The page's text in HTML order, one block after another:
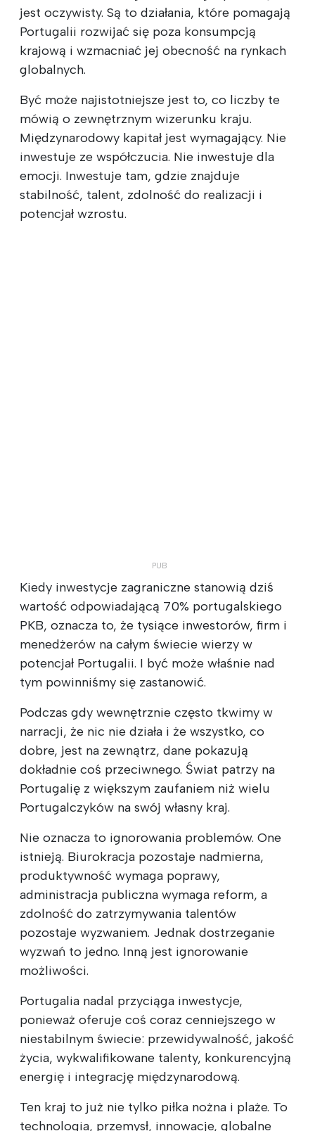
jest oczywisty. Są to działania, które pomagają
Portugalii rozwijać się poza konsumpcją
krajową i wzmacniać jej obecność na rynkach
globalnych.
Być może najistotniejsze jest to, co liczby te
mówią o zewnętrznym wizerunku kraju.
Międzynarodowy kapitał jest wymagający. Nie
inwestuje ze współczucia. Nie inwestuje dla
emocji. Inwestuje tam, gdzie znajduje
stabilność, talent, zdolność do realizacji i
potencjał wzrostu.
Kiedy inwestycje zagraniczne stanowią dziś
wartość odpowiadającą 70% portugalskiego
PKB, oznacza to, że tysiące inwestorów, firm i
menedżerów na całym świecie wierzy w
potencjał Portugalii. I być może właśnie nad
tym powinniśmy się zastanowić.
Podczas gdy wewnętrznie często tkwimy w
narracji, że nic nie działa i że wszystko, co
dobre, jest na zewnątrz, dane pokazują
dokładnie coś przeciwnego. Świat patrzy na
Portugalię z większym zaufaniem niż wielu
Portugalczyków na swój własny kraj.
Nie oznacza to ignorowania problemów. One
istnieją. Biurokracja pozostaje nadmierna,
produktywność wymaga poprawy,
administracja publiczna wymaga reform, a
zdolność do zatrzymywania talentów
pozostaje wyzwaniem. Jednak dostrzeganie
wyzwań to jedno. Inną jest ignorowanie
możliwości.
Portugalia nadal przyciąga inwestycje,
ponieważ oferuje coś coraz cenniejszego w
niestabilnym świecie: przewidywalność, jakość
życia, wykwalifikowane talenty, konkurencyjną
energię i integrację międzynarodową.
Ten kraj to już nie tylko piłka nożna i plaże. To
technologia, przemysł, innowacje, globalne